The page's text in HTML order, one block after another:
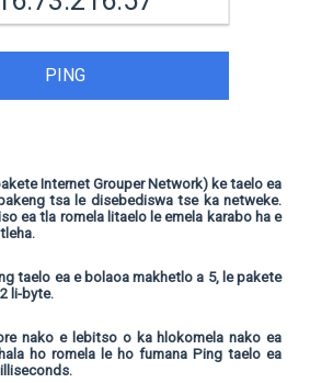
PING
Internet Grouper Network) ke taelo ea
tsa le disebediswa tse ka netweke.
ea tla romela litaelo le emela karabo ha e
taelo ea e bolaoa makhetlo a 5, le pakete
li-byte.
nako e lebitso o ka hlokomela nako ea
ho romela le ho fumana Ping taelo ea